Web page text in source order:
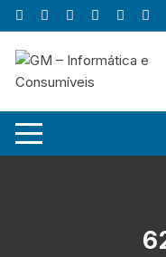
Skip
to
content